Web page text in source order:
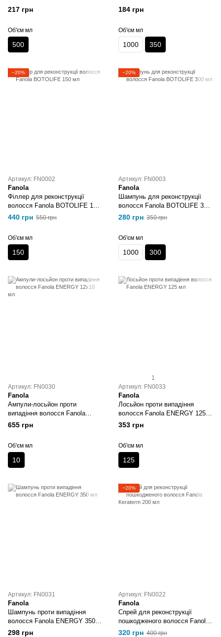
COLOUR 500 мл
217 грн
Об'єм мл
500
COLOUR 350 мл
184 грн
Об'єм мл
1000 350
−20%
Артикул: FN0002
Fanola
Філлер для реконструкції
волосся Fanola BOTOLIFE 150
мл
440 грн 550 грн
Об'єм мл
150
−20%
Артикул: FN0003
Fanola
Шампунь для реконструкції
волосся Fanola BOTOLIFE 300
мл
280 грн 350 грн
Об'єм мл
1000 300
Артикул: FN0030
Fanola
Ампули-лосьйон проти
випадіння волосся Fanola
ENERGY 12х10 мл
655 грн
Об'єм мл
10
1
Артикул: FN0033
Fanola
Лосьйон проти випадіння
волосся Fanola ENERGY 125
мл
353 грн
Об'єм мл
125
Артикул: FN0031
Fanola
Шампунь проти випадіння
волосся Fanola ENERGY 350
мл
298 грн
−20%
Артикул: FN0022
Fanola
Спрей для реконструкції
пошкодженого волосся Fanola
Keraterm 200 мл
320 грн 400 грн